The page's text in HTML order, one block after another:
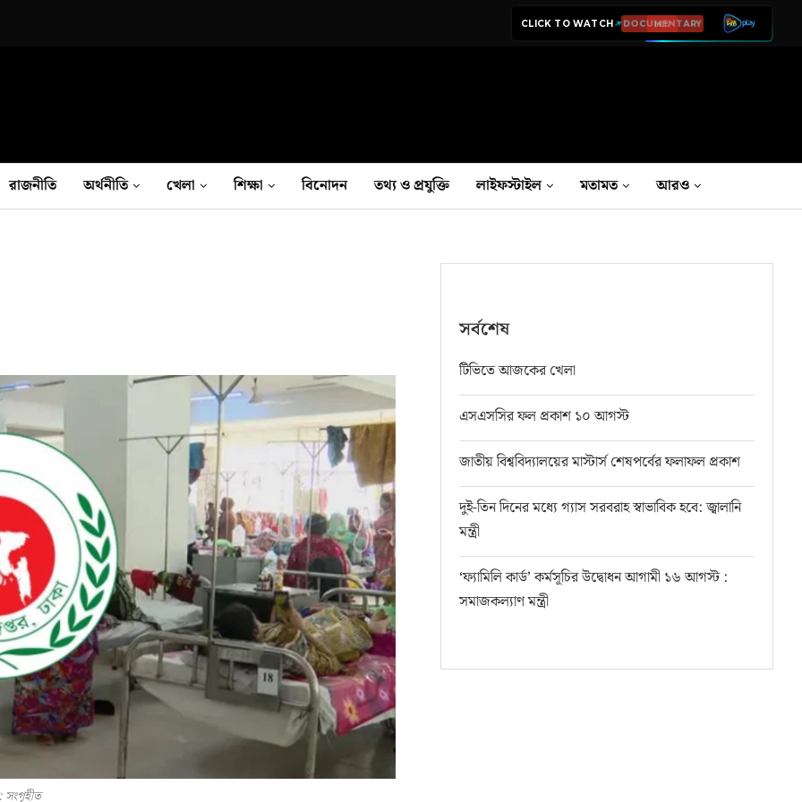
CLICK TO WATCH LIVE TV
রাজনীতি অর্থনীতি খেলা শিক্ষা বিনোদন তথ‍্য ও প্রযুক্তি লাইফস্টাইল মতামত আরও
সংগৃহীত
সর্বশেষ
টিভিতে আজকের খেলা
এসএসসির ফল প্রকাশ ১০ আগস্ট
জাতীয় বিশ্ববিদ্যালয়ের মাস্টার্স শেষপর্বের ফলাফল প্রকাশ
দুই-তিন দিনের মধ্যে গ্যাস সরবরাহ স্বাভাবিক হবে: জ্বালানি
মন্ত্রী
‘ফ্যামিলি কার্ড’ কর্মসূচির উদ্বোধন আগামী ১৬ আগস্ট :
সমাজকল্যাণ মন্ত্রী